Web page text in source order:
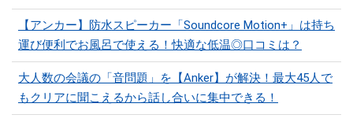
【アンカー】防水スピーカー「Soundcore Motion+」は持ち
運び便利でお風呂で使える！快適な低温◎口コミは？
大人数の会議の「音問題」を【Anker】が解決！最大45人で
もクリアに聞こえるから話し合いに集中できる！